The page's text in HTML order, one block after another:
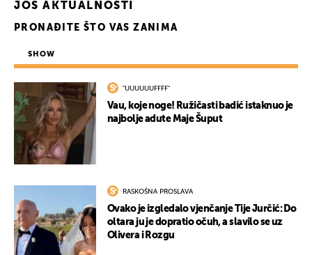
JOŠ AKTUALNOSTI
PRONAĐITE ŠTO VAS ZANIMA
SHOW
"UUUUUUFFFF"
Vau, koje noge! Ružičasti badić istaknuo je
najbolje adute Maje Šuput
RASKOŠNA PROSLAVA
Ovako je izgledalo vjenčanje Tije Jurčić: Do
oltara ju je dopratio očuh, a slavilo se uz
Olivera i Rozgu